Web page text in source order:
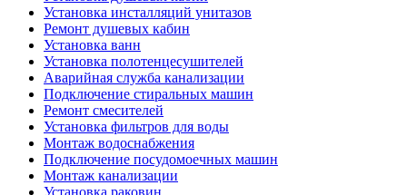
Установка инсталляций унитазов
Ремонт душевых кабин
Установка ванн
Установка полотенцесушителей
Аварийная служба канализации
Подключение стиральных машин
Ремонт смесителей
Установка фильтров для воды
Монтаж водоснабжения
Подключение посудомоечных машин
Монтаж канализации
Установка раковин